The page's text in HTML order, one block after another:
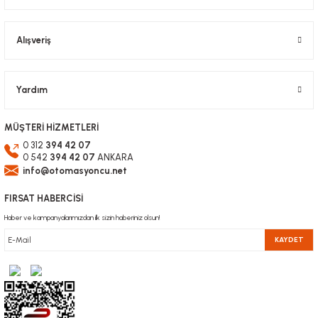
Alışveriş
Yardım
MÜŞTERİ HİZMETLERİ
0 312 394 42 07
0 542 394 42 07 ANKARA
info@otomasyoncu.net
FIRSAT HABERCİSİ
Haber ve kampanyalarımızdan ilk sizin haberiniz olsun!
KAYDET